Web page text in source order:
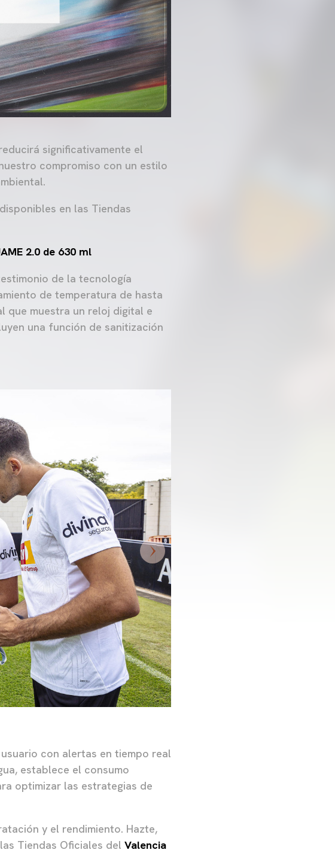
significativamente el
compromiso con un estilo
en las Tiendas
2.0 de 630 ml
de la tecnología
de temperatura de hasta
que muestra un reloj digital e
una función de sanitización
con alertas en tiempo real
establece el consumo
optimizar las estrategias de
y el rendimiento. Hazte,
Tiendas Oficiales del Valencia